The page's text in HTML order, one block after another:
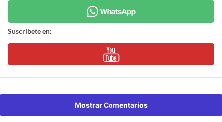
Suscríbete en:
Mostrar Comentarios